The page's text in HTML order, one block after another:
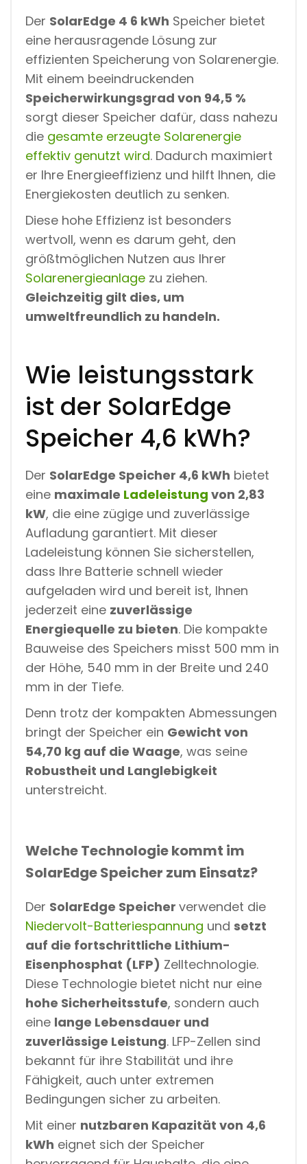
Der SolarEdge 4 6 kWh Speicher bietet
eine herausragende Lösung zur
effizienten Speicherung von Solarenergie.
Mit einem beeindruckenden
Speicherwirkungsgrad von 94,5 %
sorgt dieser Speicher dafür, dass nahezu
die gesamte erzeugte Solarenergie
effektiv genutzt wird. Dadurch maximiert
er Ihre Energieeffizienz und hilft Ihnen, die
Energiekosten deutlich zu senken.
Diese hohe Effizienz ist besonders
wertvoll, wenn es darum geht, den
größtmöglichen Nutzen aus Ihrer
Solarenergieanlage zu ziehen.
Gleichzeitig gilt dies, um
umweltfreundlich zu handeln.
Wie leistungsstark
ist der SolarEdge
Speicher 4,6 kWh?
Der SolarEdge Speicher 4,6 kWh bietet
eine maximale Ladeleistung von 2,83
kW, die eine zügige und zuverlässige
Aufladung garantiert. Mit dieser
Ladeleistung können Sie sicherstellen,
dass Ihre Batterie schnell wieder
aufgeladen wird und bereit ist, Ihnen
jederzeit eine zuverlässige
Energiequelle zu bieten. Die kompakte
Bauweise des Speichers misst 500 mm in
der Höhe, 540 mm in der Breite und 240
mm in der Tiefe.
Denn trotz der kompakten Abmessungen
bringt der Speicher ein Gewicht von
54,70 kg auf die Waage, was seine
Robustheit und Langlebigkeit
unterstreicht.
Welche Technologie kommt im
SolarEdge Speicher zum Einsatz?
Der SolarEdge Speicher verwendet die
Niedervolt-Batteriespannung und setzt
auf die fortschrittliche Lithium-
Eisenphosphat (LFP) Zelltechnologie.
Diese Technologie bietet nicht nur eine
hohe Sicherheitsstufe, sondern auch
eine lange Lebensdauer und
zuverlässige Leistung. LFP-Zellen sind
bekannt für ihre Stabilität und ihre
Fähigkeit, auch unter extremen
Bedingungen sicher zu arbeiten.
Mit einer nutzbaren Kapazität von 4,6
kWh eignet sich der Speicher